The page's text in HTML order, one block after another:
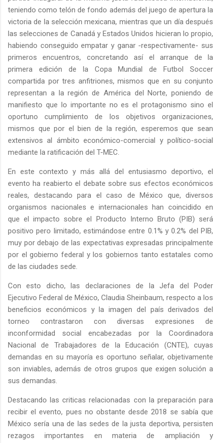
teniendo como telón de fondo además del juego de apertura la
victoria de la selección mexicana, mientras que un día después
las selecciones de Canadá y Estados Unidos hicieran lo propio,
habiendo conseguido empatar y ganar -respectivamente- sus
primeros encuentros, concretando así el arranque de la
primera edición de la Copa Mundial de Futbol Soccer
compartida por tres anfitriones, mismos que en su conjunto
representan a la región de América del Norte, poniendo de
manifiesto que lo importante no es el protagonismo sino el
oportuno cumplimiento de los objetivos organizaciones,
mismos que por el bien de la región, esperemos que sean
extensivos al ámbito económico-comercial y político-social
mediante la ratificación del T-MEC.
En este contexto y más allá del entusiasmo deportivo, el
evento ha reabierto el debate sobre sus efectos económicos
reales, destacando para el caso de México que, diversos
organismos nacionales e internacionales han coincidido en
que el impacto sobre el Producto Interno Bruto (PIB) será
positivo pero limitado, estimándose entre 0.1% y 0.2% del PIB,
muy por debajo de las expectativas expresadas principalmente
por el gobierno federal y los gobiernos tanto estatales como
de las ciudades sede.
Con esto dicho, las declaraciones de la Jefa del Poder
Ejecutivo Federal de México, Claudia Sheinbaum, respecto a los
beneficios económicos y la imagen del país derivados del
torneo contrastaron con diversas expresiones de
inconformidad social encabezadas por la Coordinadora
Nacional de Trabajadores de la Educación (CNTE), cuyas
demandas en su mayoría es oportuno señalar, objetivamente
son inviables, además de otros grupos que exigen solución a
sus demandas.
Destacando las criticas relacionadas con la preparación para
recibir el evento, pues no obstante desde 2018 se sabía que
México sería una de las sedes de la justa deportiva, persisten
rezagos importantes en materia de ampliación y